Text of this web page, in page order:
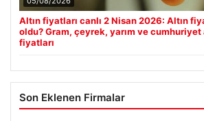
Altın fiyatları canlı 2 Nisan 2026: Altın
oldu? Gram, çeyrek, yarım ve cumhuriyet
fiyatları
Son Eklenen Firmalar